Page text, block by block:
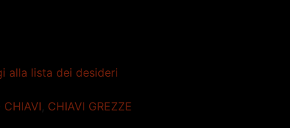
alla lista dei desideri
CHIAVI CHIAVI GREZZE